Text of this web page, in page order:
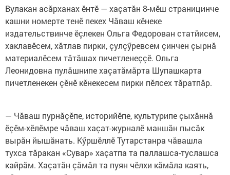
Вулакан асăрханах ӗнтӗ — хаçатăн 8-мӗш страницинче
кашни номерте тенӗ пекех Чăваш кӗнеке
издательствинче ӗçлекен Ольга Федорован статйисем,
хаклавӗсем, хăтлав пирки, çулçӳревсем çинчен çырнă
материалӗсем тăтăшах пичетленеççӗ. Ольга
Леонидовна пулăшнипе хаçатăмăрта Шупашкарта
пичетленекен çӗнӗ кӗнекесем пирки пӗлсех тăратпăр.
— Чăваш пурнăçӗпе, историйӗпе, культурипе çыхăннă
ӗçӗм-хӗлӗмре чăваш хаçат-журналӗ маншăн пысăк
вырăн йышăнать. Кӳршӗллӗ Тутарстанра чăвашла
тухса тăракан «Сувар» хаçатпа та паллашса-туслашса
кайрăм. Хаçатăн çăмăл та пуян чӗлхи кăмăла каять,